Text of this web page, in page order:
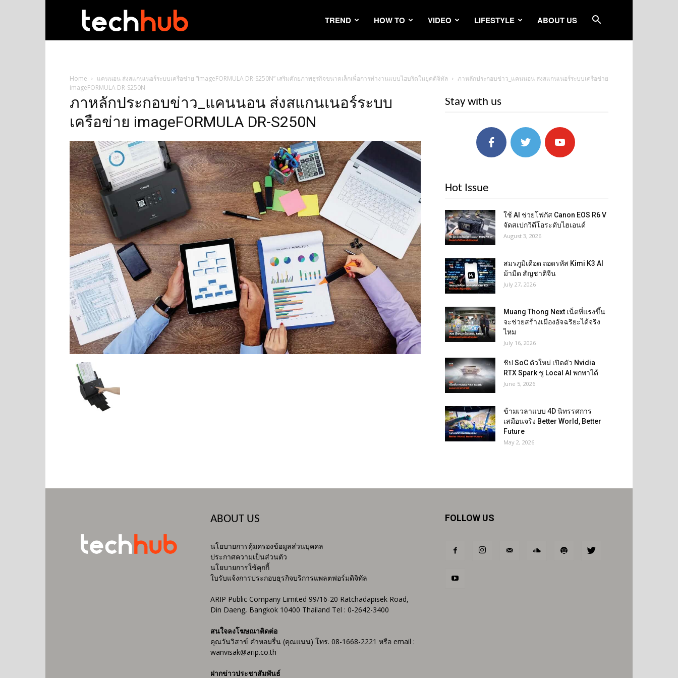
TREND HOW TO VIDEO LIFESTYLE ABOUT US
Home แคนนอน ส่งสแกนเนอร์ระบบเครือข่าย “imageFORMULA DR-S250N” เสริมศักยภาพธุรกิจขนาดเล็กเพื่อการทำงานแบบไฮบริดในยุคดิจิทัล
ภาหลักประกอบข่าว_แคนนอน ส่งสแกนเนอร์ระบบเครือข่าย
imageFORMULA DR-S250N
ภาหลักประกอบข่าว_แคนนอน ส่งสแกนเนอร์ระบบ
เครือข่าย imageFORMULA DR-S250N
Stay with us
Hot Issue
ใช้ AI ช่วยโฟกัส Canon EOS R6 V
จัดสเปกวิดีโอระดับไฮเอนด์
August 3, 2026
สมรภูมิเดือด ถอดรหัส Kimi K3 AI
ม้ามืด สัญชาติจีน
July 27, 2026
Muang Thong Next เน็ตที่แรงขึ้น
จะช่วยสร้างเมืองอัจฉริยะได้จริง
ไหม
July 16, 2026
ชิป SoC ตัวใหม่ เปิดตัว Nvidia
RTX Spark ชู Local AI พกพาได้
June 5, 2026
ข้ามเวลาแบบ 4D นิทรรศการ
เสมือนจริง Better World, Better
Future
May 2, 2026
ABOUT US
นโยบายการคุ้มครองข้อมูลส่วนบุคคล
ประกาศความเป็นส่วนตัว
นโยบายการใช้คุกกี้
ใบรับแจ้งการประกอบธุรกิจบริการแพลตฟอร์มดิจิทัล
ARIP Public Company Limited 99/16-20 Ratchadapisek Road,
Din Daeng, Bangkok 10400 Thailand Tel : 0-2642-3400
สนใจลงโฆษณาติดต่อ
คุณวันวิสาข์ คำหอมรื่น (คุณแนน) โทร. 08-1668-2221 หรือ email :
wanvisak@arip.co.th
ฝากข่าวประชาสัมพันธ์
FOLLOW US